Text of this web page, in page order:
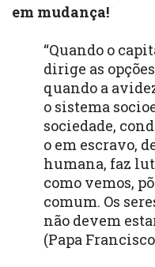
em mudança!
“Quando o
dirige as
quando a
o sistema
sociedade,
o em escravo,
humana, faz
como vemos,
comum. Os
não devem
(Papa